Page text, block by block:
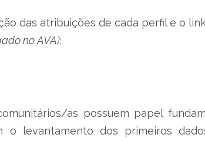
das atribuições de cada perfil e o
no AVA):
as possuem papel
o levantamento dos primeiros